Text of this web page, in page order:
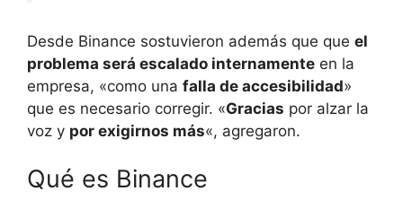
Desde Binance sostuvieron además que que el
problema será escalado internamente en la
empresa, «como una falla de accesibilidad»
que es necesario corregir. «Gracias por alzar la
voz y por exigirnos más«, agregaron.
Qué es Binance